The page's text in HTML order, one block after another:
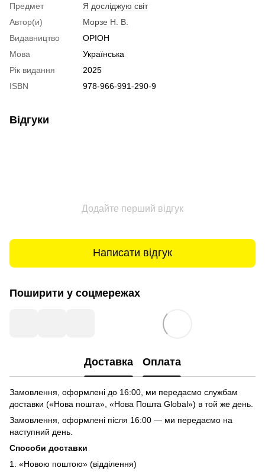
Предмет
Я досліджую світ
Автор(и)
Морзе Н. В.
Видавництво
ОРІОН
Мова
Українська
Рік видання
2025
ISBN
978-966-991-290-9
Відгуки
Додайте перший відгук
Написати відгук
Поширити у соцмережах
Доставка Оплата
Замовлення, оформлені до 16:00, ми передаємо службам
доставки («Нова пошта», «Нова Пошта Global») в той же день.
Замовлення, оформлені після 16:00 — ми передаємо на
наступний день.
Способи доставки
1. «Новою поштою» (відділення)